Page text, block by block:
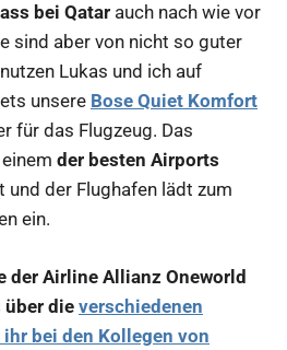
bei Qatar auch nach wie vor
sind aber von nicht so guter
Lukas und ich auf
unsere Bose Quiet Komfort
für das Flugzeug. Das
der besten Airports
und der Flughafen lädt zum
ein.
der Airline Allianz Oneworld
die verschiedenen
bei den Kollegen von